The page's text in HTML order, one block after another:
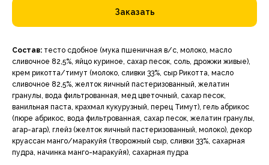
Заказать
Состав: тесто сдобное (мука пшеничная в/с, молоко, масло
сливочное 82,5%, яйцо куриное, сахар песок, соль, дрожжи живые),
крем рикотта/тимут (молоко, сливки 33%, сыр Рикотта, масло
сливочное 82,5%, желток яичный пастеризованный, желатин
гранулы, вода фильтрованная, мед цветочный, сахар песок,
ванильная паста, крахмал кукурузный, перец Тимут), гель абрикос
(пюре абрикос, вода фильтрованная, сахар песок, желатин гранулы,
агар-агар), глейз (желток яичный пастеризованный, молоко), декор
круассан манго/маракуйя (творожный сыр, сливки 33%, сахарная
пудра, начинка манго-маракуйя), сахарная пудра